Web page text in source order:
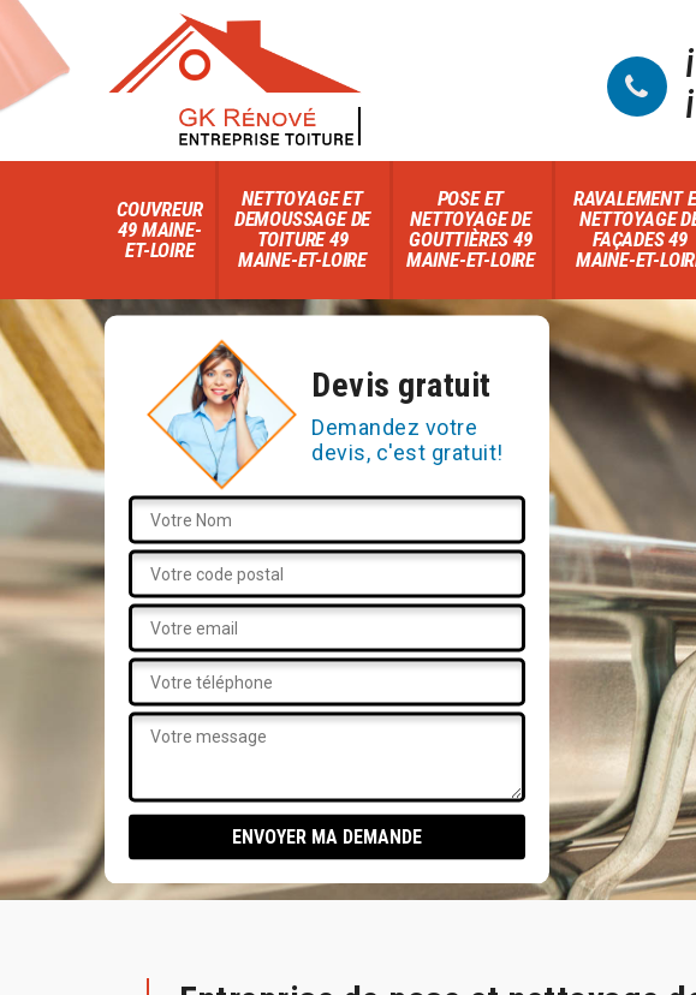
COUVREUR
49 MAINE-
ET-LOIRE
NETTOYAGE ET
DEMOUSSAGE DE
TOITURE 49
MAINE-ET-LOIRE
POSE ET
NETTOYAGE DE
GOUTTIÈRES 49
MAINE-ET-LOIRE
RAVALEMENT
NETTOYAGE
FAÇADES 49
MAINE-ET-
Devis gratuit
Demandez votre
devis, c'est gratuit!